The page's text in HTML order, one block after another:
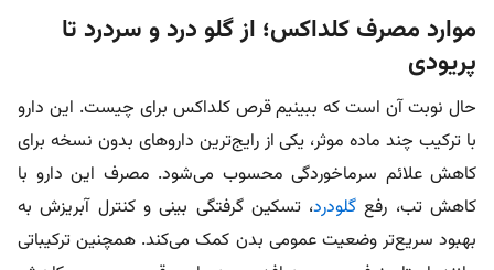
موارد مصرف کلداکس؛ از گلو درد و سردرد تا
پریودی
حال نوبت آن است که ببینیم قرص کلداکس برای چیست. این دارو
با ترکیب چند ماده موثر، یکی از رایج‌ترین داروهای بدون نسخه برای
کاهش علائم سرماخوردگی محسوب می‌شود. مصرف این دارو با
کاهش تب، رفعگلودرد، تسکین گرفتگی بینی و کنترل آبریزش به
بهبود سریع‌تر وضعیت عمومی بدن کمک می‌کند. همچنین ترکیباتی